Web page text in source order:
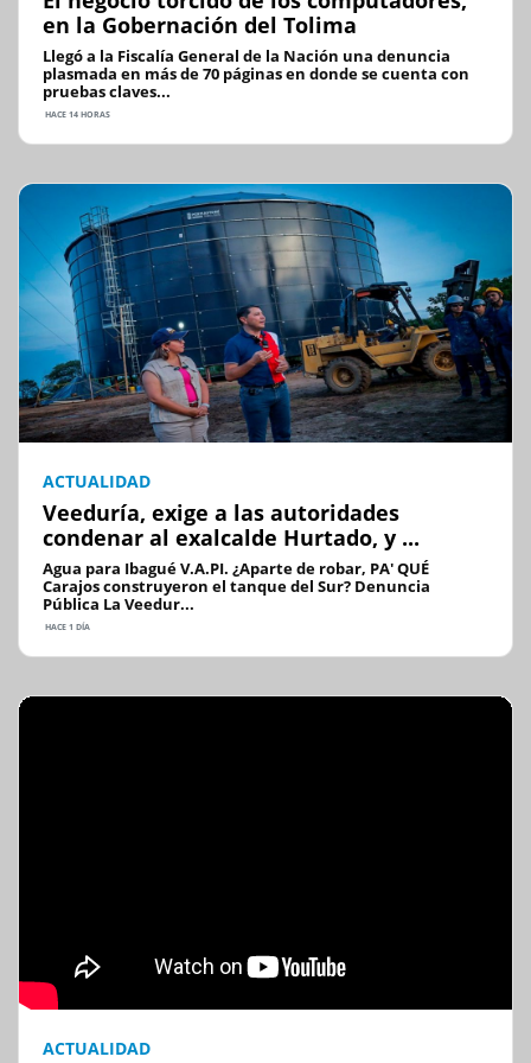
en la Gobernación del Tolima
Llegó a la Fiscalía General de la Nación una denuncia
plasmada en más de 70 páginas en donde se cuenta con
pruebas claves...
HACE 14 HORAS
ACTUALIDAD
Veeduría, exige a las autoridades
condenar al exalcalde Hurtado, y ...
Agua para Ibagué V.A.PI. ¿Aparte de robar, PA' QUÉ
Carajos construyeron el tanque del Sur? Denuncia
Pública La Veedur...
HACE 1 DÍA
ACTUALIDAD